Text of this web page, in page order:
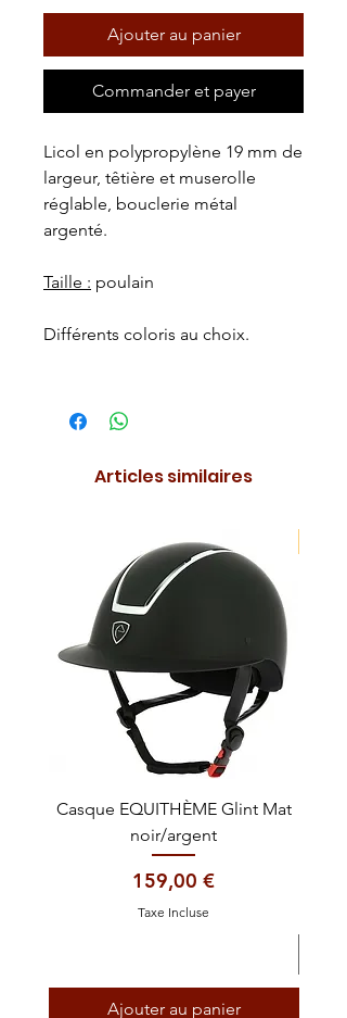
Ajouter au panier
Commander et payer
Licol en polypropylène 19 mm de
largeur, têtière et muserolle
réglable, bouclerie métal
argenté.
Taille : poulain
Différents coloris au choix.
Articles similaires
Casque EQUITHÈME Glint Mat
noir/argent
Prix
159,00 €
Taxe Incluse
Ajouter au panier